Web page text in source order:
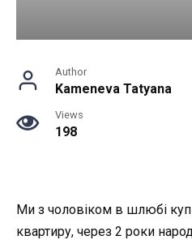
Author
Kameneva Tatyana
Views
198
Ми з чоловіком в шлюбі
квартиру, через 2 роки